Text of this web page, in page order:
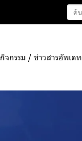
กิจกรรม / ข่าวสารอัพเดท